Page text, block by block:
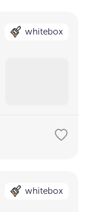
whitebox
whitebox